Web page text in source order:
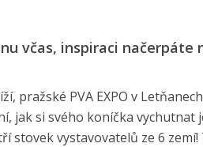
včas, inspiraci načerpáte
pražské PVA EXPO v
jak si svého koníčka
stovek vystavovatelů ze 6